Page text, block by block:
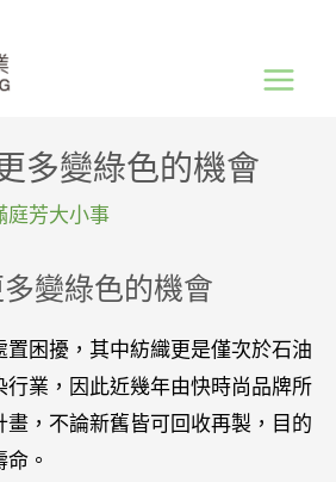
Menu
多變綠色的機會
庭芳大小事
變綠色的機會
困擾，其中紡織更是僅次於石油
行業，因此近幾年由快時尚品牌所
，不論新舊皆可回收再製，目的
。